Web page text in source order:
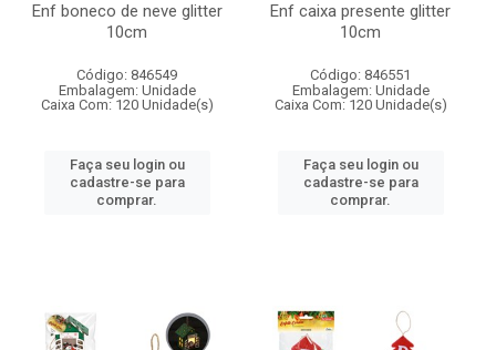
Enf boneco de neve glitter
10cm
Código: 846549
Embalagem: Unidade
Caixa Com: 120 Unidade(s)
Faça seu login ou
cadastre-se para
comprar.
Enf caixa presente glitter
10cm
Código: 846551
Embalagem: Unidade
Caixa Com: 120 Unidade(s)
Faça seu login ou
cadastre-se para
comprar.